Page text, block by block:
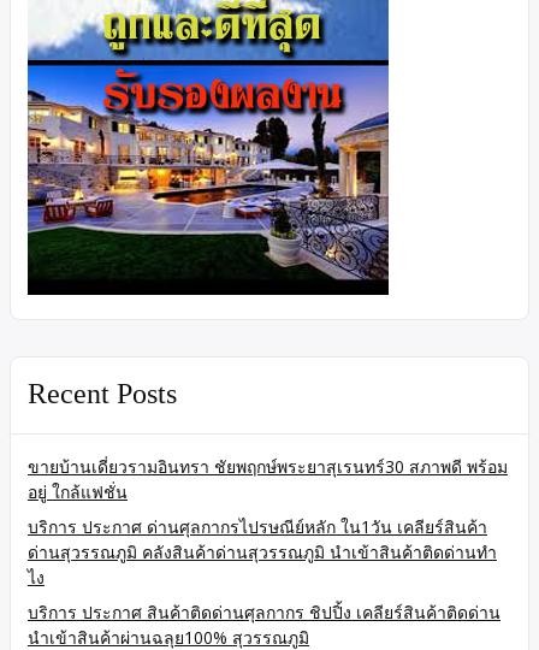
Recent Posts
ขายบ้านเดี่ยวรามอินทรา ชัยพฤกษ์พระยาสุเรนทร์30 สภาพดี พร้อม
อยู่ ใกล้แฟชั่น
บริการ ประกาศ ด่านศุลกากรไปรษณีย์หลัก ใน1วัน เคลียร์สินค้า
ด่านสุวรรณภูมิ คลังสินค้าด่านสุวรรณภูมิ นำเข้าสินค้าติดด่านทำ
ไง
บริการ ประกาศ สินค้าติดด่านศุลกากร ชิปปิ้ง เคลียร์สินค้าติดด่าน
นำเข้าสินค้าผ่านฉลุย100% สุวรรณภูมิ